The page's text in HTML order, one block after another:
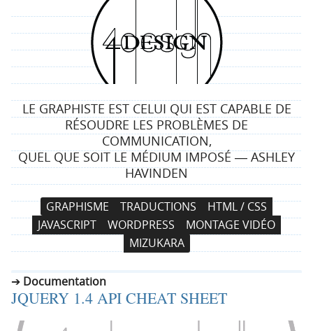
4
d
e
s
i
g
n
LE GRAPHISTE EST CELUI QUI EST CAPABLE DE
RÉSOUDRE LES PROBLÈMES DE
COMMUNICATION,
QUEL QUE SOIT LE MÉDIUM IMPOSÉ ― ASHLEY
HAVINDEN
N
a
v
i
a
t
A
l
l
e
a
u
GRAPHISME TRADUCTIONS
HTML / CSS
JAVASCRIPT
WORDPRESS
MONTAGE VIDÉO
MIZUKARA
Documentation
JQUERY 1.4 API CHEAT SHEET